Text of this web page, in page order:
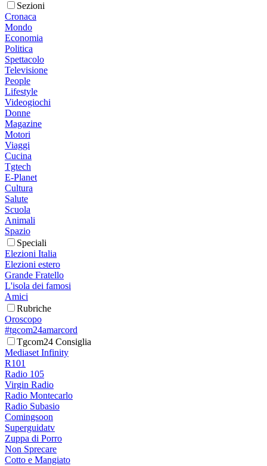
Sezioni
Cronaca
Mondo
Economia
Politica
Spettacolo
Televisione
People
Lifestyle
Videogiochi
Donne
Magazine
Motori
Viaggi
Cucina
Tgtech
E-Planet
Cultura
Salute
Scuola
Animali
Spazio
Speciali
Elezioni Italia
Elezioni estero
Grande Fratello
L'isola dei famosi
Amici
Rubriche
Oroscopo
#tgcom24amarcord
Tgcom24 Consiglia
Mediaset Infinity
R101
Radio 105
Virgin Radio
Radio Montecarlo
Radio Subasio
Comingsoon
Superguidatv
Zuppa di Porro
Non Sprecare
Cotto e Mangiato